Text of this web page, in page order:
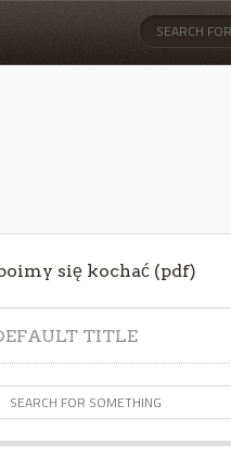
się kochać (pdf)
TITLE